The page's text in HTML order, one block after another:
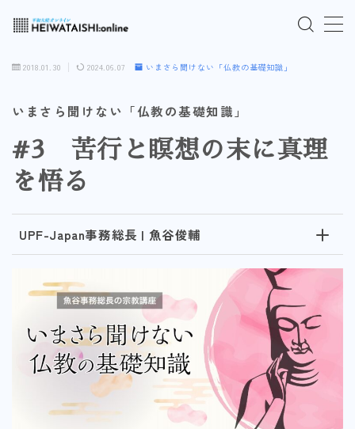
ご入会はこちら
ログインはこちら
「HEIWATAISHI:online」について
プライバシーポリシー
よくあるご質問
お問い合わせ
2018.01.30 2024.06.07 いまさら聞けない「仏教の基礎知識」
いまさら聞けない「仏教の基礎知識」
#3 苦行と瞑想の末に真理
を悟る
UPF-Japan事務総長 | 魚谷俊輔